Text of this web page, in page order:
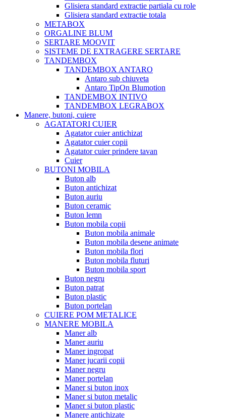
Glisiera standard extractie partiala cu role
Glisiera standard extractie totala
METABOX
ORGALINE BLUM
SERTARE MOOVIT
SISTEME DE EXTRAGERE SERTARE
TANDEMBOX
TANDEMBOX ANTARO
Antaro sub chiuveta
Antaro TipOn Blumotion
TANDEMBOX INTIVO
TANDEMBOX LEGRABOX
Manere, butoni, cuiere
AGATATORI CUIER
Agatator cuier antichizat
Agatator cuier copii
Agatator cuier prindere tavan
Cuier
BUTONI MOBILA
Buton alb
Buton antichizat
Buton auriu
Buton ceramic
Buton lemn
Buton mobila copii
Buton mobila animale
Buton mobila desene animate
Buton mobila flori
Buton mobila fluturi
Buton mobila sport
Buton negru
Buton patrat
Buton plastic
Buton portelan
CUIERE POM METALICE
MANERE MOBILA
Maner alb
Maner auriu
Maner ingropat
Maner jucarii copii
Maner negru
Maner portelan
Maner si buton inox
Maner si buton metalic
Maner si buton plastic
Manere antichizate